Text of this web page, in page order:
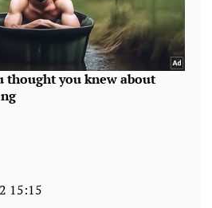
15:15